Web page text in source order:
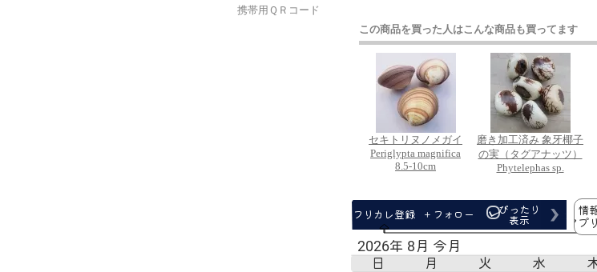
携帯用ＱＲコード
この商品を買った人はこんな商品も買ってます
セキトリヌノメガイ
Periglypta magnifica
8.5-10cm
磨き加工済み 象牙椰子
の実（タグアナッツ）
Phytelephas sp.